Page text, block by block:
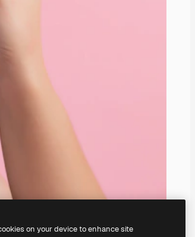
on your device to enhance site